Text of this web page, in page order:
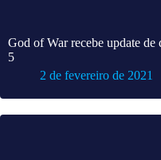
God of War recebe update de
5
2 de fevereiro de 2021